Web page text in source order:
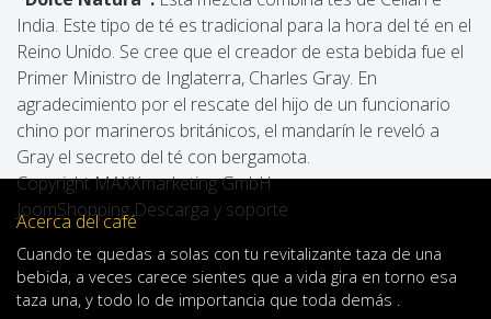
India. Este tipo de té es tradicional para la hora del té en el
Reino Unido. Se cree que el creador de esta bebida fue el
Primer Ministro de Inglaterra, Charles Gray. En
agradecimiento por el rescate del hijo de un funcionario
chino por marineros británicos, el mandarín le reveló a
Gray el secreto del té con bergamota.
Copyright MAXXmarketing GmbH
JoomShopping Descarga y soporte
Acerca del café
Cuando te quedas a solas con tu revitalizante taza de una
bebida, a veces carece sientes que a vida gira en torno esa
taza una, y todo lo de importancia que toda demás .